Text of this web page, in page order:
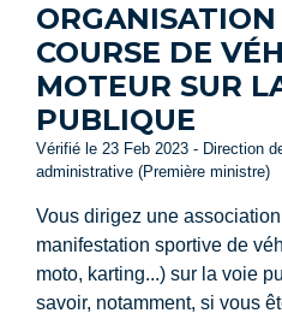
COURSE DE
MOTEUR SUR
PUBLIQUE
Vérifié le 23 Feb 2023 - Direction
administrative (Première ministre)
Vous dirigez une
manifestation sportive de
moto, karting...) sur la voie
savoir, notamment, si vous